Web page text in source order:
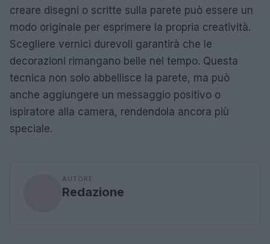
creare disegni o scritte sulla parete può essere un
modo originale per esprimere la propria creatività.
Scegliere vernici durevoli garantirà che le
decorazioni rimangano belle nel tempo. Questa
tecnica non solo abbellisce la parete, ma può
anche aggiungere un messaggio positivo o
ispiratore alla camera, rendendola ancora più
speciale.
AUTORE
Redazione